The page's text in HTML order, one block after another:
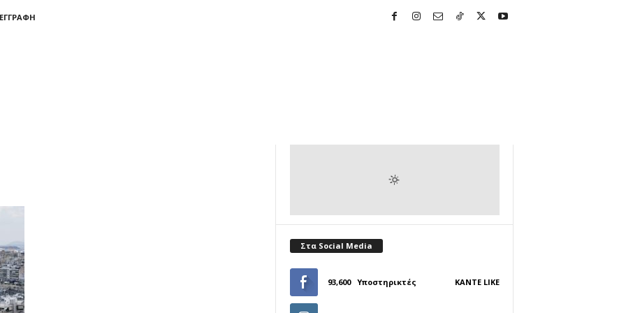
Στα Social Media
93,600 Υποστηρικτές ΚΆΝΤΕ LIKE